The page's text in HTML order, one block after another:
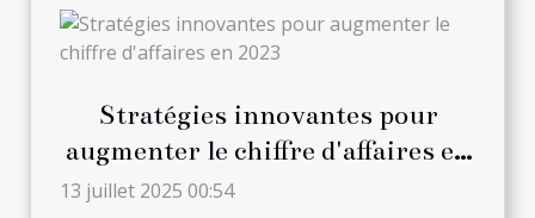
Stratégies innovantes pour
augmenter le chiffre d'affaires en
13 juillet 2025 00:54